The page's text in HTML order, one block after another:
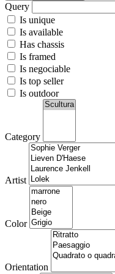
Query
Is unique
Is available
Has chassis
Is framed
Is negociable
Is top seller
Is outdoor
Category
Artist
Color
Orientation